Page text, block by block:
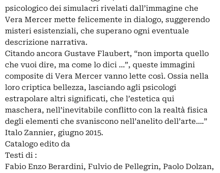
psicologico dei simulacri rivelati dall’immagine che
Vera Mercer mette felicemente in dialogo, suggerendo
misteri esistenziali, che superano ogni eventuale
descrizione narrativa.
Citando ancora Gustave Flaubert, “non importa quello
che vuoi dire, ma come lo dici …”, queste immagini
composite di Vera Mercer vanno lette così. Ossia nella
loro criptica bellezza, lasciando agli psicologi
estrapolare altri significati, che l’estetica qui
maschera, nell’inevitabile conflitto con la realtà fisica
degli elementi che svaniscono nell’anelito dell’arte….”
Italo Zannier, giugno 2015.
Catalogo edito da
Testi di :
Fabio Enzo Berardini, Fulvio de Pellegrin, Paolo Dolzan,